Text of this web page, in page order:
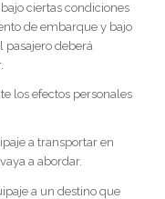
ciertas condiciones
de embarque y bajo
pasajero deberá
los efectos personales
a transportar en
a abordar.
a un destino que